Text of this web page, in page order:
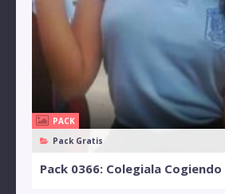
PACK
Pack Gratis
Pack 0366: Colegiala